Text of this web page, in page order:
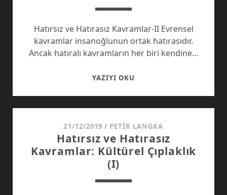
Hatırsız ve Hatırasız Kavramlar-II Evrensel
kavramlar insanoğlunun ortak hatırasıdır.
Ancak hatıralı kavramların her biri kendine…
YAZIYI OKU
II
21/12/2019 / PETIR LANGKA
Hatırsız ve Hatırasız
Kavramlar: Kültürel Çıplaklık
(I)